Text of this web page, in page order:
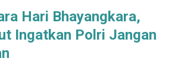
Hari Bhayangkara,
Ingatkan Polri Jangan